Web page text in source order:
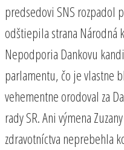
predsedovi SNS rozpadol
odštiepila strana Národná
Nepodporia Dankovu
parlamentu, čo je vlastne
vehementne orodoval za
rady SR. Ani výmena
zdravotníctva neprebehla